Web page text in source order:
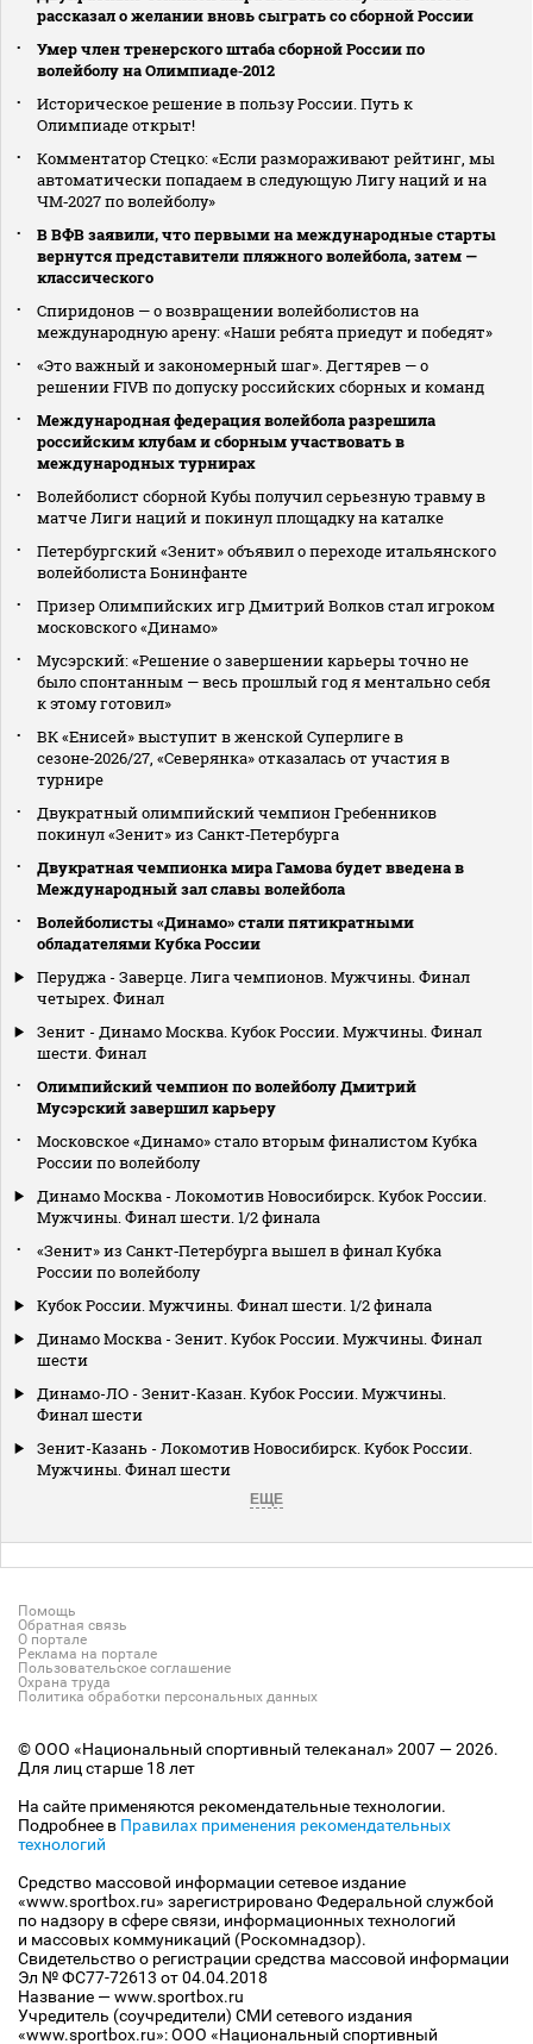
рассказал о желании вновь сыграть со сборной России
Умер член тренерского штаба сборной России по
волейболу на Олимпиаде‑2012
Историческое решение в пользу России. Путь к
Олимпиаде открыт!
Комментатор Стецко: «Если размораживают рейтинг, мы
автоматически попадаем в следующую Лигу наций и на
ЧМ‑2027 по волейболу»
В ВФВ заявили, что первыми на международные старты
вернутся представители пляжного волейбола, затем —
классического
Спиридонов — о возвращении волейболистов на
международную арену: «Наши ребята приедут и победят»
«Это важный и закономерный шаг». Дегтярев — о
решении FIVB по допуску российских сборных и команд
Международная федерация волейбола разрешила
российским клубам и сборным участвовать в
международных турнирах
Волейболист сборной Кубы получил серьезную травму в
матче Лиги наций и покинул площадку на каталке
Петербургский «Зенит» объявил о переходе итальянского
волейболиста Бонинфанте
Призер Олимпийских игр Дмитрий Волков стал игроком
московского «Динамо»
Мусэрский: «Решение о завершении карьеры точно не
было спонтанным — весь прошлый год я ментально себя
к этому готовил»
ВК «Енисей» выступит в женской Суперлиге в
сезоне‑2026/27, «Северянка» отказалась от участия в
турнире
Двукратный олимпийский чемпион Гребенников
покинул «Зенит» из Санкт‑Петербурга
Двукратная чемпионка мира Гамова будет введена в
Международный зал славы волейбола
Волейболисты «Динамо» стали пятикратными
обладателями Кубка России
Перуджа - Заверце. Лига чемпионов. Мужчины. Финал
четырех. Финал
Зенит - Динамо Москва. Кубок России. Мужчины. Финал
шести. Финал
Олимпийский чемпион по волейболу Дмитрий
Мусэрский завершил карьеру
Московское «Динамо» стало вторым финалистом Кубка
России по волейболу
Динамо Москва - Локомотив Новосибирск. Кубок России.
Мужчины. Финал шести. 1/2 финала
«Зенит» из Санкт‑Петербурга вышел в финал Кубка
России по волейболу
Кубок России. Мужчины. Финал шести. 1/2 финала
Динамо Москва - Зенит. Кубок России. Мужчины. Финал
шести
Динамо-ЛО - Зенит-Казан. Кубок России. Мужчины.
Финал шести
Зенит-Казань - Локомотив Новосибирск. Кубок России.
Мужчины. Финал шести
ЕЩЕ
Помощь
Обратная связь
О портале
Реклама на портале
Пользовательское соглашение
Охрана труда
Политика обработки персональных данных
© ООО «Национальный спортивный телеканал» 2007 — 2026.
Для лиц старше 18 лет
На сайте применяются рекомендательные технологии.
Подробнее в Правилах применения рекомендательных
технологий
Средство массовой информации сетевое издание
«www.sportbox.ru» зарегистрировано Федеральной службой
по надзору в сфере связи, информационных технологий
и массовых коммуникаций (Роскомнадзор).
Свидетельство о регистрации средства массовой информации
Эл № ФС77-72613 от 04.04.2018
Название — www.sportbox.ru
Учредитель (соучредители) СМИ сетевого издания
«www.sportbox.ru»: ООО «Национальный спортивный